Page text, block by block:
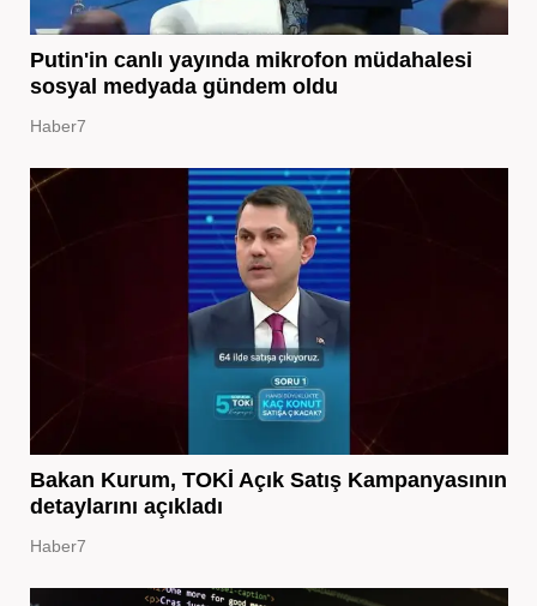
Putin'in canlı yayında mikrofon müdahalesi
sosyal medyada gündem oldu
Haber7
Bakan Kurum, TOKİ Açık Satış Kampanyasının
detaylarını açıkladı
Haber7